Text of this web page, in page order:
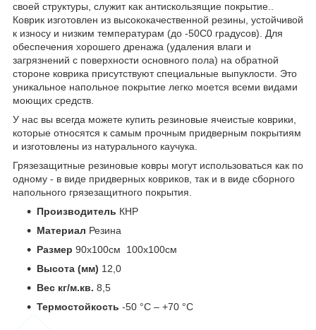
своей структуры, служит как антискользящие покрытие..
Коврик изготовлен из высококачественной резины, устойчивой
к износу и низким температурам (до -50С0 градусов). Для
обеспечения хорошего дренажа (удаления влаги и
загрязнений с поверхности основного пола) на обратной
стороне коврика присутствуют специальные выпуклости. Это
уникальное напольное покрытие легко моется всеми видами
моющих средств.
У нас вы всегда можете купить резиновые ячеистые коврики,
которые относятся к самым прочным придверным покрытиям
и изготовлены из натурального каучука.
Грязезащитные резиновые ковры могут использоваться как по
одному - в виде придверных ковриков, так и в виде сборного
напольного грязезащитного покрытия.
Производитель КНР
Материал Резина
Размер 90х100см 100х100см
Высота (мм) 12,0
Вес кг/м.кв. 8,5
Термостойкость -50 °С – +70 °С